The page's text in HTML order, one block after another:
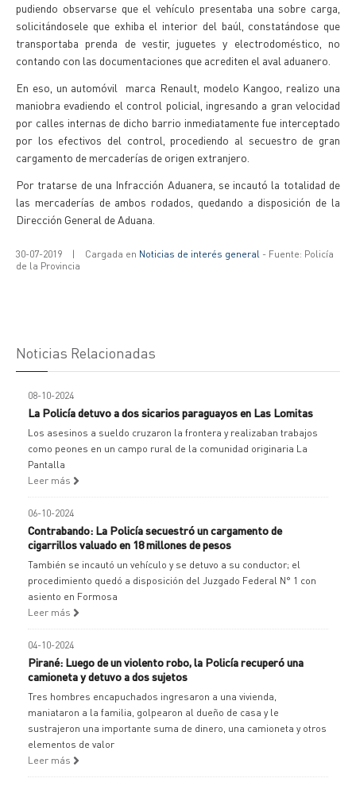
pudiendo observarse que el vehículo presentaba una sobre carga,
solicitándosele que exhiba el interior del baúl, constatándose que
transportaba prenda de vestir, juguetes y electrodoméstico, no
contando con las documentaciones que acrediten el aval aduanero.
En eso, un automóvil marca Renault, modelo Kangoo, realizo una
maniobra evadiendo el control policial, ingresando a gran velocidad
por calles internas de dicho barrio inmediatamente fue interceptado
por los efectivos del control, procediendo al secuestro de gran
cargamento de mercaderías de origen extranjero.
Por tratarse de una Infracción Aduanera, se incautó la totalidad de
las mercaderías de ambos rodados, quedando a disposición de la
Dirección General de Aduana.
30-07-2019 | Cargada en Noticias de interés general - Fuente: Policía
de la Provincia
Noticias Relacionadas
08-10-2024
La Policía detuvo a dos sicarios paraguayos en Las Lomitas
Los asesinos a sueldo cruzaron la frontera y realizaban trabajos
como peones en un campo rural de la comunidad originaria La
Pantalla
Leer más
06-10-2024
Contrabando: La Policía secuestró un cargamento de
cigarrillos valuado en 18 millones de pesos
También se incautó un vehículo y se detuvo a su conductor; el
procedimiento quedó a disposición del Juzgado Federal N° 1 con
asiento en Formosa
Leer más
04-10-2024
Pirané: Luego de un violento robo, la Policía recuperó una
camioneta y detuvo a dos sujetos
Tres hombres encapuchados ingresaron a una vivienda,
maniataron a la familia, golpearon al dueño de casa y le
sustrajeron una importante suma de dinero, una camioneta y otros
elementos de valor
Leer más